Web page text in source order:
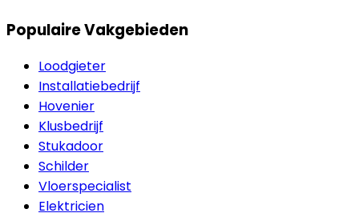
Populaire Vakgebieden
Loodgieter
Installatiebedrijf
Hovenier
Klusbedrijf
Stukadoor
Schilder
Vloerspecialist
Elektricien